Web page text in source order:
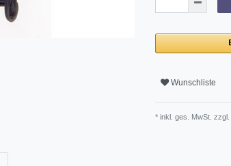
Wunschliste
* inkl. ges. MwSt. zzgl.